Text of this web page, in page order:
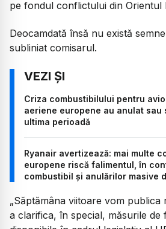
pe fondul conflictului din Orientul
Deocamdată însă nu există
subliniat comisarul.
Criza combustibilului pentru
aeriene europene au anulat sau
ultima perioadă
Ryanair avertizează: mai multe
europene riscă falimentul, în
combustibil și anulărilor masive
„Săptămâna viitoare vom
a clarifica, în special, măsurile de